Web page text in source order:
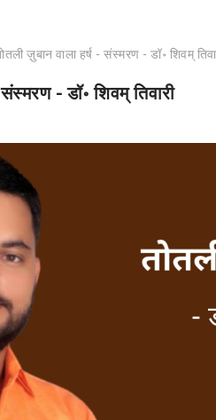
ज़ुबान वाला हर्ष - संस्मरण - डॉ॰ शिवम्
- डॉ॰ शिवम् तिवारी